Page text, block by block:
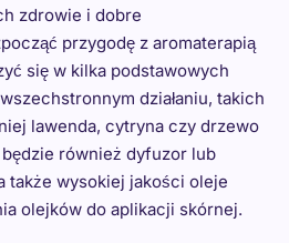
zdrowie i dobre
przygodę z aromaterapią
się w kilka podstawowych
działaniu, takich
lawenda, cytryna czy drzewo
również dyfuzor lub
także wysokiej jakości oleje
olejków do aplikacji skórnej.